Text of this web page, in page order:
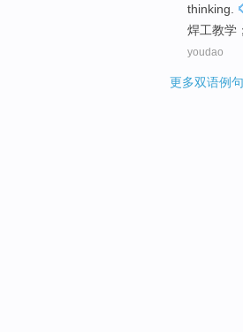
thinking
焊工教学 ；
youdao
更多双语例句